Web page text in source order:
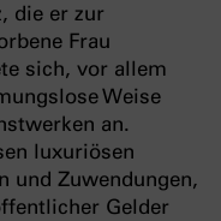
die er zur
Frau
sich, vor allem
Weise
an.
luxuriösen
und Zuwendungen,
Gelder